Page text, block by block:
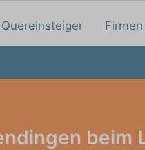
Quereinsteiger Firmen
beim